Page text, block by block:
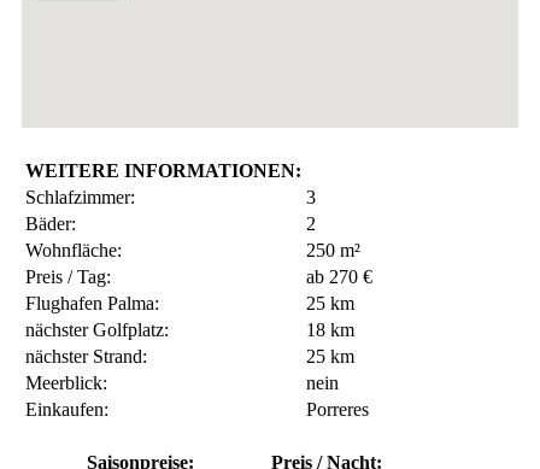
WEITERE INFORMATIONEN:
Schlafzimmer:
3
Bäder:
2
Wohnfläche:
250 m²
Preis / Tag:
ab 270 €
Flughafen Palma:
25 km
nächster Golfplatz:
18 km
nächster Strand:
25 km
Meerblick:
nein
Einkaufen:
Porreres
Saisonpreise:
Preis / Nacht: